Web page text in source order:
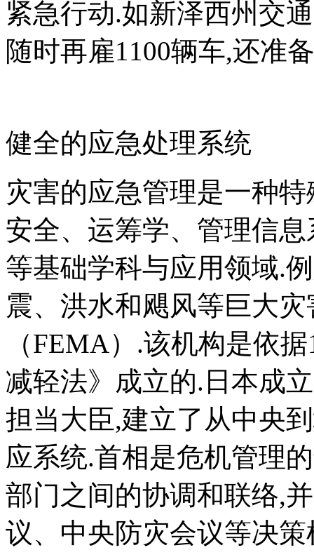
紧急行动.如新泽西州交
随时再雇1100辆车,还准
健全的应急处理系统
灾害的应急管理是一种
安全、运筹学、管理信
等基础学科与应用领域.
震、洪水和飓风等巨大
（FEMA）.该机构是依
减轻法》成立的.日本成
担当大臣,建立了从中央
应系统.首相是危机管理
部门之间的协调和联络,
议、中央防灾会议等决